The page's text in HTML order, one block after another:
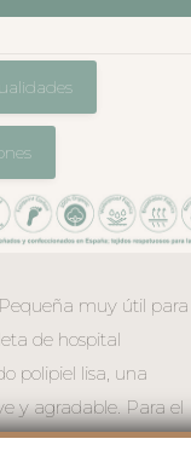
muy útil para
de hospital
polipiel lisa, una
y agradable. Para el
impermeable; muy